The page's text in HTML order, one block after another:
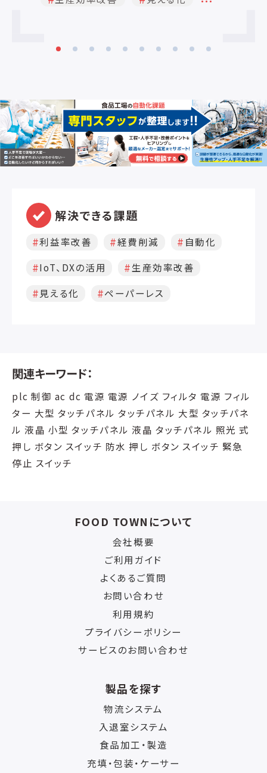
レールおよびIP30規格を満たすコンパク
なAC電源入力対応
解決できる課題
利益率改善 経費削減
自動化
IoT、DXの活用
生産効率改善
見える化
ペーパーレス
関連キーワード：
plc 制御 ac dc 電源 電源 ノイズ フィルタ 電源 フィル
ター 大型 タッチパネル タッチパネル 大型 タッチパネ
ル 液晶 小型 タッチパネル 液晶 タッチパネル 照光 式
押し ボタン スイッチ 防水 押し ボタン スイッチ 緊急
停止 スイッチ
FOOD TOWNについて
会社概要
ご利用ガイド
よくあるご質問
お問い合わせ
利用規約
プライバシーポリシー
サービスのお問い合わせ
製品を探す
物流システム
入退室システム
食品加工・製造
充填・包装・ケーサー